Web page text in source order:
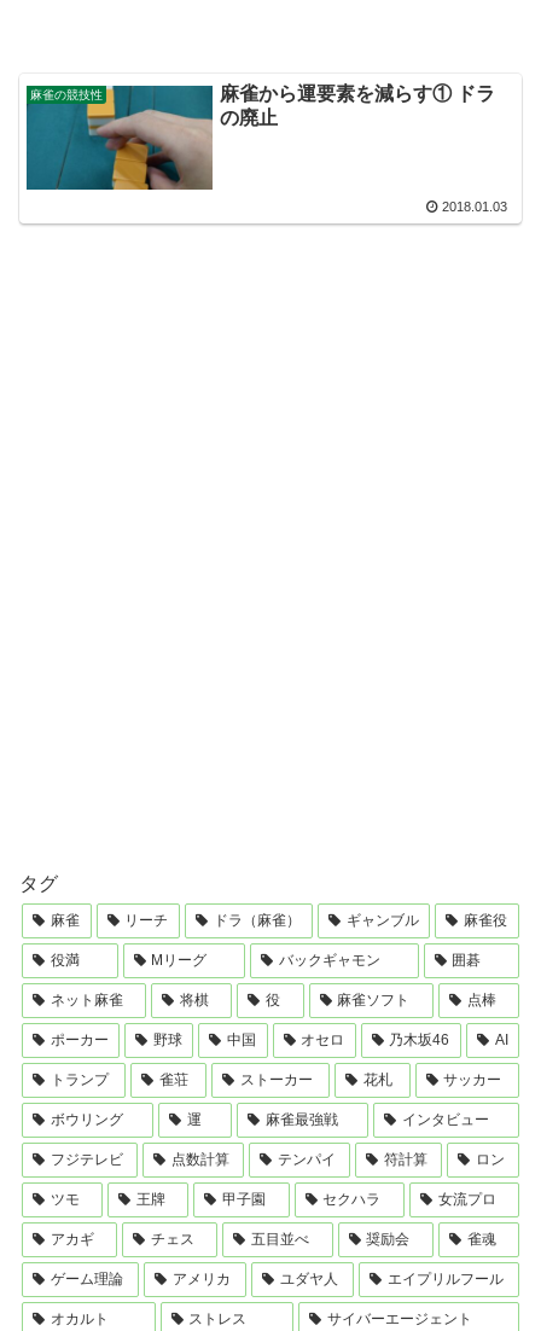
麻雀の競技性
麻雀から運要素を減らす① ドラ
の廃止
2018.01.03
タグ
麻雀 リーチ ドラ（麻雀） ギャンブル 麻雀役
役満 Mリーグ バックギャモン 囲碁
ネット麻雀 将棋 役 麻雀ソフト 点棒
ポーカー 野球 中国 オセロ 乃木坂46 AI
トランプ 雀荘 ストーカー 花札 サッカー
ボウリング 運 麻雀最強戦 インタビュー
フジテレビ 点数計算 テンパイ 符計算 ロン
ツモ 王牌 甲子園 セクハラ 女流プロ
アカギ チェス 五目並べ 奨励会 雀魂
ゲーム理論 アメリカ ユダヤ人 エイプリルフール
オカルト ストレス サイバーエージェント